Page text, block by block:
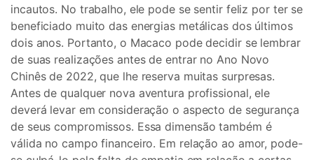
incautos. No trabalho, ele pode se sentir feliz por ter se
beneficiado muito das energias metálicas dos últimos
dois anos. Portanto, o Macaco pode decidir se lembrar
de suas realizações antes de entrar no Ano Novo
Chinês de 2022, que lhe reserva muitas surpresas.
Antes de qualquer nova aventura profissional, ele
deverá levar em consideração o aspecto de segurança
de seus compromissos. Essa dimensão também é
válida no campo financeiro. Em relação ao amor, pode-